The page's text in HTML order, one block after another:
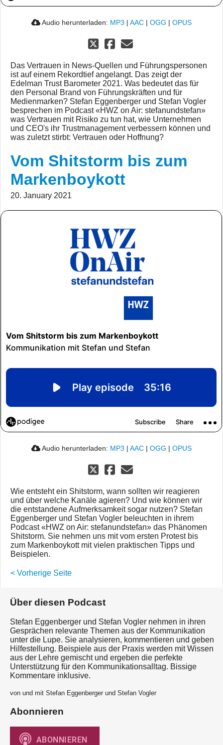
Audio herunterladen: MP3 | AAC | OGG | OPUS
Das Vertrauen in News-Quellen und Führungspersonen
ist auf einem Rekordtief angelangt. Das zeigt der
Edelman Trust Barometer 2021. Was bedeutet das für
den Personal Brand von Führungskräften und für
Medienmarken? Stefan Eggenberger und Stefan Vogler
besprechen im Podcast «HWZ on Air: stefanundstefan»
was Vertrauen mit Risiko zu tun hat, wie Unternehmen
und CEO's ihr Trustmanagement verbessern können und
was zuletzt stirbt: Vertrauen oder Hoffnung?
Vom Shitstorm bis zum
Markenboykott
20. January 2021
Audio herunterladen: MP3 | AAC | OGG | OPUS
Wie entsteht ein Shitstorm, wann sollten wir reagieren
und über welche Kanäle agieren? Und wie können wir
die entstandene Aufmerksamkeit sogar nutzen? Stefan
Eggenberger und Stefan Vogler beleuchten in ihrem
Podcast «HWZ on Air: stefanundstefan» das Phänomen
Shitstorm. Sie nehmen uns mit vom ersten Protest bis
zum Markenboykott mit vielen praktischen Tipps und
Beispielen.
< Vorherige Seite
Über diesen Podcast
Stefan Eggenberger und Stefan Vogler nehmen in ihren
Gesprächen relevante Themen aus der Kommunikation
unter die Lupe. Sie analysieren, kommentieren und geben
Hilfestellung. Beispiele aus der Praxis werden mit Wissen
aus der Lehre gemischt und ergeben die perfekte
Unterstützung für den Kommunikationsalltag. Bissige
Kommentare inklusive.
von und mit Stefan Eggenberger und Stefan Vogler
Abonnieren